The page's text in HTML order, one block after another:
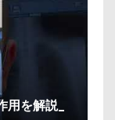
を解説_